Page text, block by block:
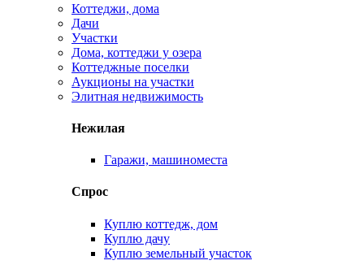
Коттеджи, дома
Дачи
Участки
Дома, коттеджи у озера
Коттеджные поселки
Аукционы на участки
Элитная недвижимость
Нежилая
Гаражи, машиноместа
Спрос
Куплю коттедж, дом
Куплю дачу
Куплю земельный участок